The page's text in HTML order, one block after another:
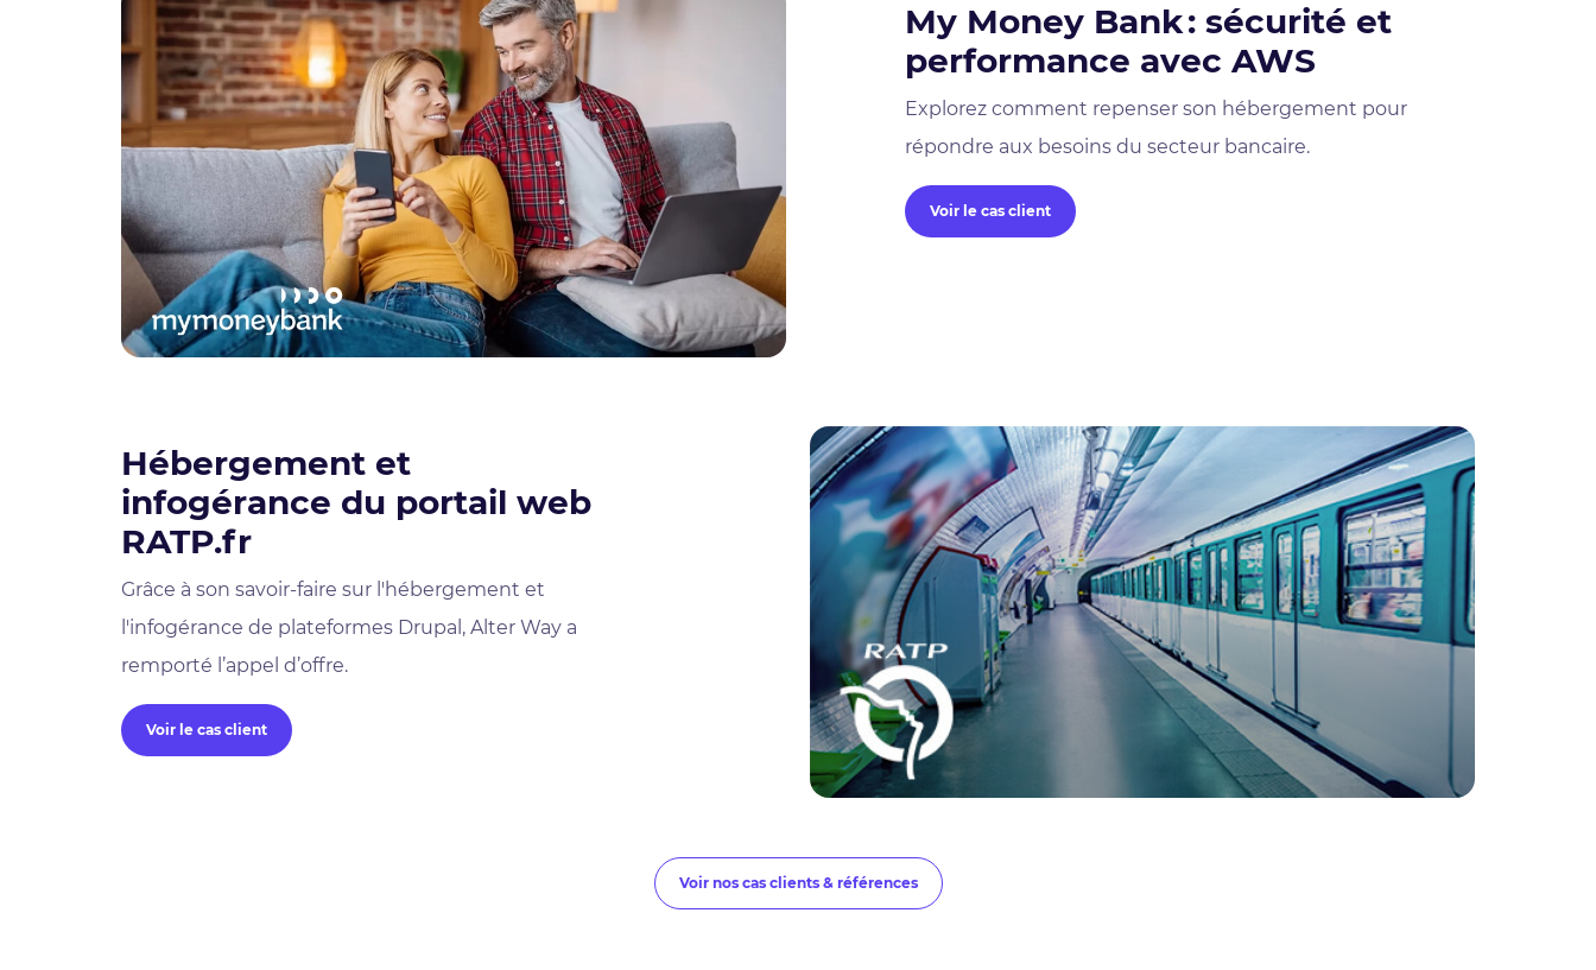
My Money Bank : sécurité et
performance avec AWS
Explorez comment repenser son hébergement pour
répondre aux besoins du secteur bancaire.
Voir le cas client
Hébergement et
infogérance du portail web
RATP.fr
Grâce à son savoir-faire sur l'hébergement et
l'infogérance de plateformes Drupal, Alter Way a
remporté l’appel d’offre.
Voir le cas client
Voir nos cas clients & références